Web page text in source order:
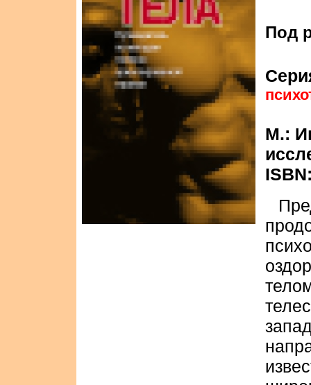
Под
М.: